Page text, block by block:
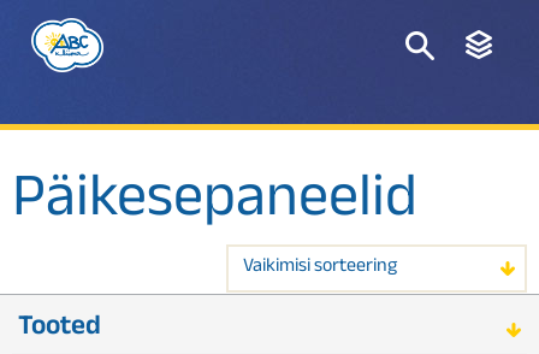
Päikesepaneelid
Vaikimisi sorteering
Tooted